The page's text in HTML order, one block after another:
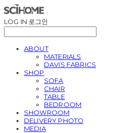
LOG IN 로그인
ABOUT
MATERIALS
DAVIS FABRICS
SHOP
SOFA
CHAIR
TABLE
BEDROOM
SHOWROOM
DELIVERY PHOTO
MEDIA